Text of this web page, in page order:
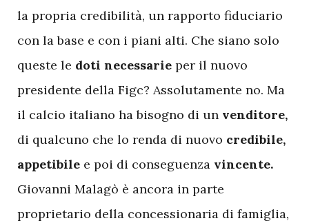
la propria credibilità, un rapporto fiduciario
con la base e con i piani alti. Che siano solo
queste le doti necessarie per il nuovo
presidente della Figc? Assolutamente no. Ma
il calcio italiano ha bisogno di un venditore,
di qualcuno che lo renda di nuovo credibile,
appetibile e poi di conseguenza vincente.
Giovanni Malagò è ancora in parte
proprietario della concessionaria di famiglia,